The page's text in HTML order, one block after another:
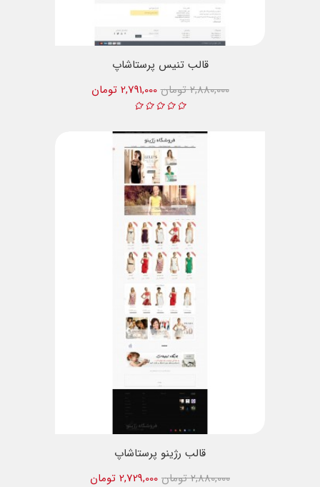
قالب تنیس پرستاشاپ
2,791,000 تومان
2,880,000 تومان
قالب رژینو پرستاشاپ
2,729,000 تومان
2,880,000 تومان